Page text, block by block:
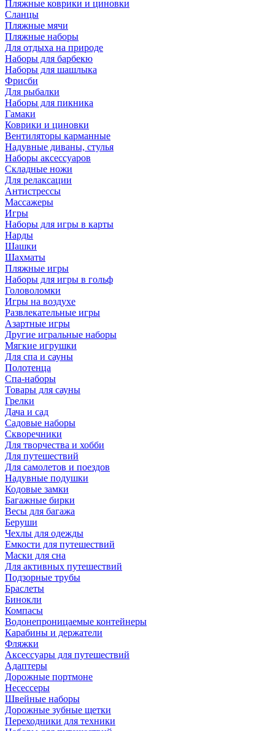
Пляжные коврики и циновки
Сланцы
Пляжные мячи
Пляжные наборы
Для отдыха на природе
Наборы для барбекю
Наборы для шашлыка
Фрисби
Для рыбалки
Наборы для пикника
Гамаки
Коврики и циновки
Вентиляторы карманные
Надувные диваны, стулья
Наборы аксессуаров
Складные ножи
Для релаксации
Антистрессы
Массажеры
Игры
Наборы для игры в карты
Нарды
Шашки
Шахматы
Пляжные игры
Наборы для игры в гольф
Головоломки
Игры на воздухе
Развлекательные игры
Азартные игры
Другие игральные наборы
Мягкие игрушки
Для спа и сауны
Полотенца
Спа-наборы
Товары для сауны
Грелки
Дача и сад
Садовые наборы
Скворечники
Для творчества и хобби
Для путешествий
Для самолетов и поездов
Надувные подушки
Кодовые замки
Багажные бирки
Весы для багажа
Беруши
Чехлы для одежды
Емкости для путешествий
Маски для сна
Для активных путешествий
Подзорные трубы
Браслеты
Бинокли
Компасы
Водонепроницаемые контейнеры
Карабины и держатели
Фляжки
Аксессуары для путешествий
Адаптеры
Дорожные портмоне
Несессеры
Швейные наборы
Дорожные зубные щетки
Переходники для техники